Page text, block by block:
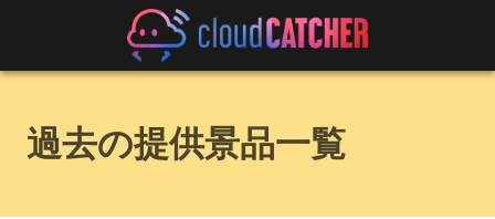
過去の提供景品一覧